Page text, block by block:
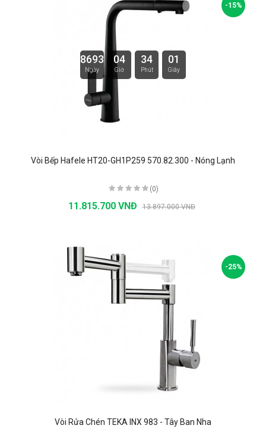
8693
Ngày
04
Giờ
34
Phút
00
Giây
-15%
Vòi Bếp Hafele HT20-GH1P259 570.82.300 - Nóng Lạnh
(0)
11.815.700 VNĐ 13.897.000 VNĐ
-25%
Vòi Rửa Chén TEKA INX 983 - Tây Ban Nha